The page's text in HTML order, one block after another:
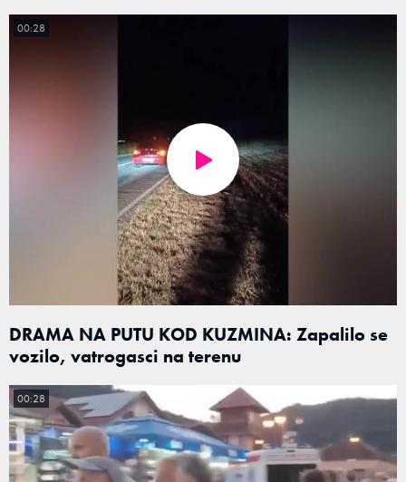
DRAMA NA PUTU KOD KUZMINA: Zapalilo se
vozilo, vatrogasci na terenu
00:28
00:28